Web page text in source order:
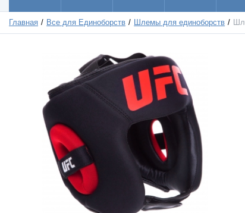
Главная Все для Единоборств Шлемы для единоборств